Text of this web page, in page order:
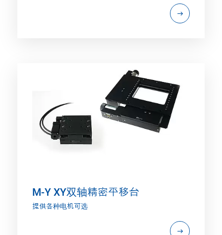
M-Y XY双轴精密平移台
提供各种电机可选